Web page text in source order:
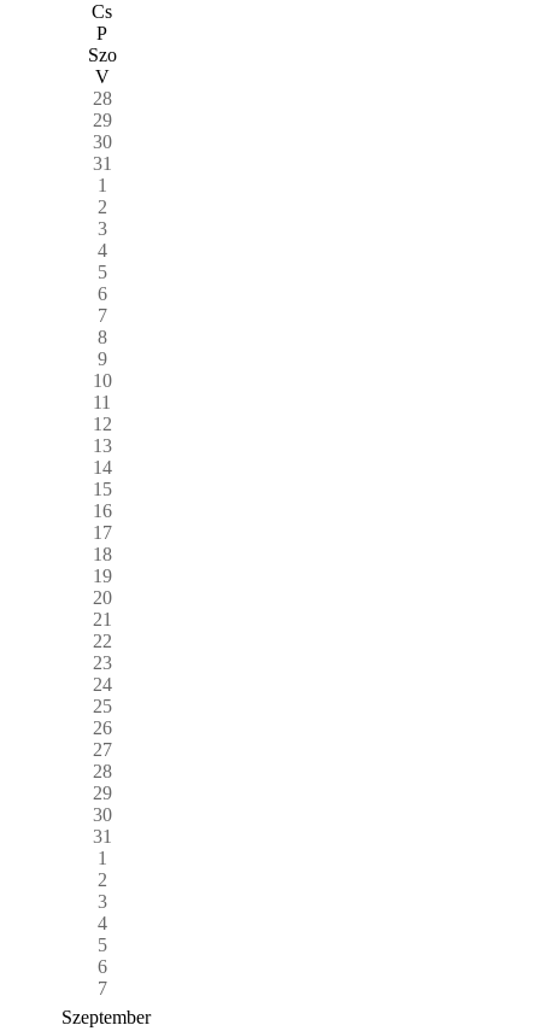
Cs
P
Szo
V
28
29
30
31
1
2
3
4
5
6
7
8
9
10
11
12
13
14
15
16
17
18
19
20
21
22
23
24
25
26
27
28
29
30
31
1
2
3
4
5
6
7
Szeptember